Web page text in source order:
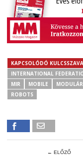
KAPCSOLÓDÓ
INTERNATIONAL
MIR
MOBILE
ROBOTS
← ELŐZŐ